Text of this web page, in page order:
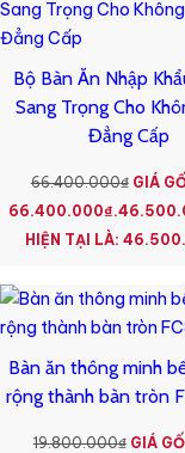
Bộ Bàn Ăn Nhập
Sang Trọng Cho
Đẳng Cấp
66.400.000₫ GIÁ
66.400.000₫.
HIỆN TẠI LÀ:
Bàn ăn thông minh
rộng thành bàn tròn
19.800.000₫ GIÁ